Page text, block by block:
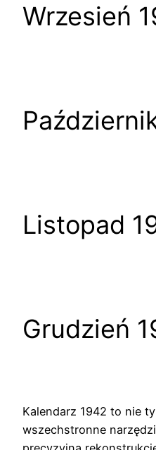
Wrzesień
Listopad
Grudzień
Kalendarz 1942 to nie
wszechstronne